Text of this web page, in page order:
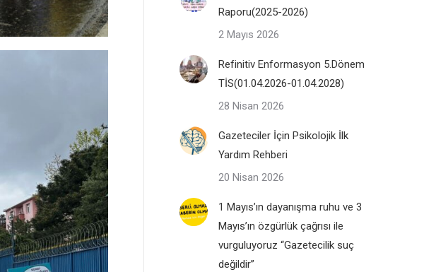
Raporu(2025-2026)
2 Mayıs 2026
Refinitiv Enformasyon 5.Dönem
TİS(01.04.2026-01.04.2028)
28 Nisan 2026
Gazeteciler İçin Psikolojik İlk
Yardım Rehberi
20 Nisan 2026
1 Mayıs’ın dayanışma ruhu ve 3
Mayıs’ın özgürlük çağrısı ile
vurguluyoruz “Gazetecilik suç
değildir”